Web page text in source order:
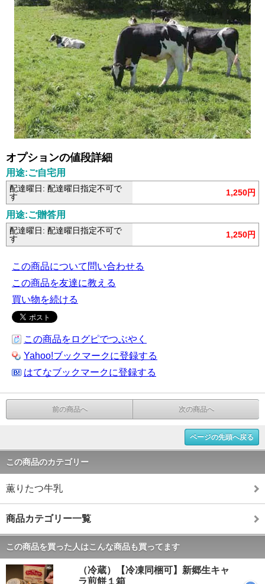
オプションの値段詳細
用途:ご自宅用
配達曜日: 配達曜日指定不可で
す
1,250円
用途:ご贈答用
配達曜日: 配達曜日指定不可で
す
1,250円
この商品について問い合わせる
この商品を友達に教える
買い物を続ける
この商品をログピでつぶやく
Yahoo!ブックマークに登録する
はてなブックマークに登録する
前の商品へ 次の商品へ
ページの先頭へ戻る
この商品のカテゴリー
薫りたつ牛乳
商品カテゴリー一覧
この商品を買った人はこんな商品も買ってます
（冷蔵）【冷凍同梱可】新郷生キャ
ラ煎餅１箱